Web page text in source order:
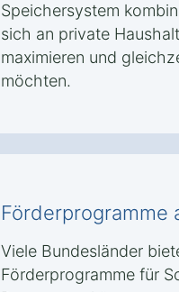
Speichersystem
sich an private
maximieren und
möchten.
Förderprogramme
Viele Bundesländer
Förderprogramme für